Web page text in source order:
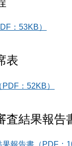
：53KB）
表
：52KB）
査結果報告
報告書（PDF：